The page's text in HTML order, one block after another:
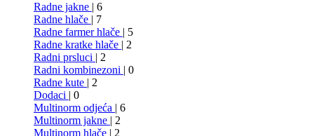
Radne jakne | 6
Radne hlače | 7
Radne farmer hlače | 5
Radne kratke hlače | 2
Radni prsluci | 2
Radni kombinezoni | 0
Radne kute | 2
Dodaci | 0
Multinorm odjeća | 6
Multinorm jakne | 2
Multinorm hlače | 2